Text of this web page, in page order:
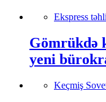
Ekspress
Gömrükdə
yeni
Keçmiş